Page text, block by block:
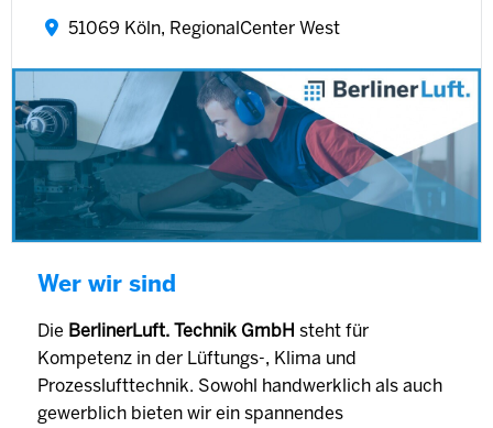
51069 Köln, RegionalCenter West
Wer wir sind
Die BerlinerLuft. Technik GmbH steht für
Kompetenz in der Lüftungs-, Klima und
Prozesslufttechnik. Sowohl handwerklich als auch
gewerblich bieten wir ein spannendes